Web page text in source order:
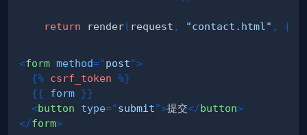
return render( request , "contact.html" , {
<form method="post">
{% csrf_token %}
{{
form }}
<button type="submit">提交</button>
</form>